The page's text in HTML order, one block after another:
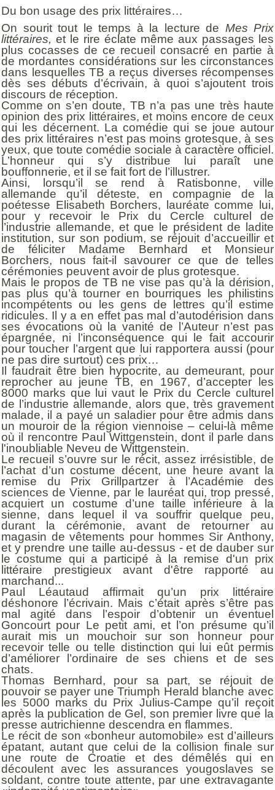
Du bon usage des prix littéraires…
On sourit tout le temps à la lecture de Mes Prix
littéraires, et le rire éclate même aux passages les
plus cocasses de ce recueil consacré en partie à
de mordantes considérations sur les circonstances
dans lesquelles TB a reçus diverses récompenses
dès ses débuts d’écrivain, à quoi s’ajoutent trois
discours de réception.
Comme on s’en doute, TB n’a pas une très haute
opinion des prix littéraires, et moins encore de ceux
qui les décernent. La comédie qui se joue autour
des prix littéraires n’est pas moins grotesque, à ses
yeux, que toute comédie sociale à caractère officiel.
L’honneur qui s’y distribue lui paraît une
bouffonnerie, et il se fait fort de l’illustrer.
Ainsi, lorsqu’il se rend à Ratisbonne, ville
allemande qu’il déteste, en compagnie de la
poétesse Elisabeth Borchers, lauréate comme lui,
pour y recevoir le Prix du Cercle culturel de
l’industrie allemande, et que le président de ladite
institution, sur son podium, se réjouit d’accueillir et
de féliciter Madame Bernhard et Monsieur
Borchers, nous fait-il savourer ce que de telles
cérémonies peuvent avoir de plus grotesque.
Mais le propos de TB ne vise pas qu’à la dérision,
pas plus qu’à tourner en bourriques les philistins
incompétents ou les gens de lettres qu’il estime
ridicules. Il y a en effet pas mal d’autodérision dans
ses évocations où la vanité de l’Auteur n’est pas
épargnée, ni l’inconséquence qui le fait accourir
pour toucher l’argent que lui rapportera aussi (pour
ne pas dire surtout) ces prix…
Il faudrait être bien hypocrite, au demeurant, pour
reprocher au jeune TB, en 1967, d’accepter les
8000 marks que lui vaut le Prix du Cercle culturel
de l’industrie allemande, alors que, très gravement
malade, il a payé un saladier pour être admis dans
un mouroir de la région viennoise – celui-là même
où il rencontre Paul Wittgenstein, dont il parle dans
l'inoubliable Neveu de Wittgenstein.
Le recueil s’ouvre sur le récit, assez irrésistible, de
l’achat d’un costume décent, une heure avant la
remise du Prix Grillpartzer à l’Académie des
sciences de Vienne, par le lauréat qui, trop pressé,
acquiert un costume d’une taille inférieure à la
sienne, dans lequel il va souffrir quelque peu,
durant la cérémonie, avant de retourner au
magasin de vêtements pour hommes Sir Anthony,
et y prendre une taille au-dessus - et de dauber sur
le costume qui a participé à la remise d'un prix
littéraire prestigieux avant d'être rapporté au
marchand...
Paul Léautaud affirmait qu’un prix littéraire
déshonore l’écrivain. Mais c’était après s’être pas
mal agité dans l’espoir d’obtenir un éventuel
Goncourt pour Le petit ami, et l’on présume qu’il
aurait mis un mouchoir sur son honneur pour
recevoir telle ou telle distinction qui lui eût permis
d’améliorer l’ordinaire de ses chiens et de ses
chats.
Thomas Bernhard, pour sa part, se réjouit de
pouvoir se payer une Triumph Herald blanche avec
les 5000 marks du Prix Julius-Campe qu’il reçoit
après la publication de Gel, son premier livre que la
presse autrichienne descendra en flammes.
Le récit de son «bonheur automobile» est d’ailleurs
épatant, autant que celui de la collision finale sur
une route de Croatie et des démêlés qui en
découlent avec les assurances yougoslaves se
soldant, contre toute attente, par une extravagante